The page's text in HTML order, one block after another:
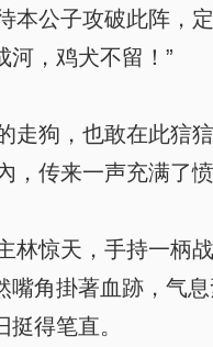
公子攻破此阵，
河，鸡犬不留！”
狗，也敢在此狺狺
传来一声充满了
惊天，手持一柄
嘴角掛著血跡，气
得笔直。